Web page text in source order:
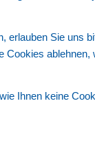
Sie uns
Ihnen keine